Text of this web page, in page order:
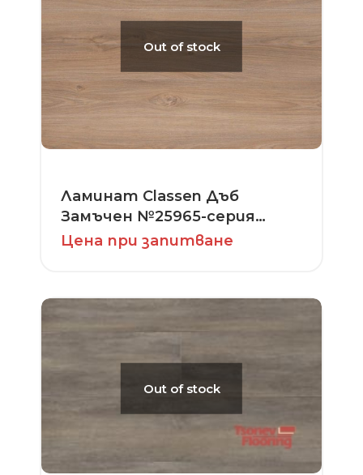
Out of stock
Ламинат Classen Дъб
Замъчен №25965-серия
Premium
Цена при запитване
Out of stock